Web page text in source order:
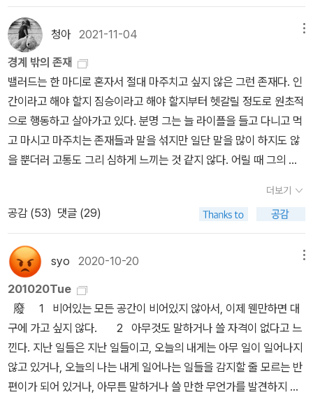
물인 말키나(라이너의 여자친구)가 로라에게 선물 받은 다이아몬드
반지의 가치를 아느냐고 묻자 로라는 알고 싶지 않다고 말한다. 그녀
는 연인의 사업에 관여하고 싶어하지않는, 신앙을 가진 '순수'한 이미
지로 그려지고 말키나는 상대적으로 다이아몬드의 가치를 알고 있음
은 물론이고 자기 연인인 라이너를 도청하여 사업내막까지 속속들이
파악하고 있다. '타락한'이미지로 그려지는 그녀는 로라의 신앙을 조
롱하듯 신부를 찾아가 고해실에서 이런 이야기를 주고 받는다. 고해
실신부: 어디 출신이시지요?말키나: 부에노스아이레스. 신부님은요?
신부: 네?말키나:어디 출신이신가요?신부:애리조나 주 피닉스입니
다.말키나:피닉스가 어디 있는지 알아요. 여자와 데이트해 본적 있어
요?신부:아뇨. 당연히 없죠.말키나:남자와는요?신부:아뇨. 무슨 말
게 되고 변호사는 난감하고 위험한 상황에 처한다. 그제서야 웨스트
레이(브로커)를 통해 좀 더 알게 된 투자자들의 정체는 끔찍한 공포
그 자체다. 결국 사랑과 탐욕에 빠지면서도 그 내막을 알고 싶어 하지
않던 이들은 그 이상의 대가를 치르게 된다. 코맥 매카시는 이러한 무
지에 대해 여러차례 간접적으로 메시지를 날린다. 테르티움 논다투르
(라틴어로 '제3의 존재는 없다'라는 의미). 우리는 우리가 소비하는
것들로 부터 멀리 떨어져 있다. 고기를 먹기 위해 직접 도축할 필요가
없고 플라스틱을 사용하기 위해 직접 제작할 필요가 없다. 그만큼 자
청아2021-11-04
경계 밖의 존재
밸러드는 한 마디로 혼자서 절대 마주치고 싶지 않은 그런 존재다. 인
간이라고 해야 할지 짐승이라고 해야 할지부터 헷갈릴 정도로 원초적
으로 행동하고 살아가고 있다. 분명 그는 늘 라이플을 들고 다니고 먹
고 마시고 마주치는 존재들과 말을 섞지만 일단 말을 많이 하지도 않
을 뿐더러 고통도 그리 심하게 느끼는 것 같지 않다. 어릴 때 그의 엄
찍한 결과물을 어린 나이에 눈에 담아야 했다. 그 대목에서 이미 이 소
설이 어떤 식으로 펼쳐질지 예상 가능하다고 생각했다. 이건 그야말
로 프로파일의 도입부가 아닌가! 하지만 밸러드는 독자를 비웃듯 예
상도 경계도 훌쩍 뛰어넘는다. 들에서 빛 하나가 타닥타닥하며 떠오
르더니 파란 꼬리가 달린 로켓이 큰개자리를 향해 미끄러지듯 날아갔
다. 로켓은 하늘을 향해 젖혀진 그들의 얼굴 위 높은 곳에서 터졌
고, 불이 붙은 글리세린 비말들이 밤을 가로질러 확 퍼지다가 느슨하
게 풀리는 뜨거운 빛 띠들이 되어 하늘을 따라 자취를 남기면서 내려
오다 곧 타버리고 무無로 돌아갔다. - P82'노인을 위한 나라는 없
다'와 '더 로드'를 영화로 봤었는데 그 두 작품 모두 코맥 매카시의 원
작을 영화로 만든 것이다. 뭔가 묘하게 독특하고 기분 나빠지는 분위
더보기
공감 (53) 댓글 (29)
syo 2020-10-20
201020Tue
구에 가고 싶지 않다. 2 아무것도 말하거나 쓸 자격이 없다고 느
낀다. 지난 일들은 지난 일들이고, 오늘의 내게는 아무 일이 일어나지
않고 있거나, 오늘의 나는 내게 일어나는 일들을 감지할 줄 모르는 반
편이가 되어 있거나, 아무튼 말하거나 쓸 만한 무언가를 발견하지 못